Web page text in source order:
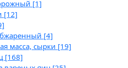
[1]
[12]
[4]
масса, сырки [19]
[168]